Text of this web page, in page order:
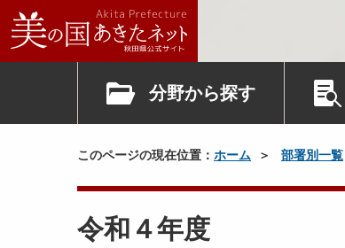
分野から探す
このページの現在位置： ホーム 部署別一覧
令和４年度